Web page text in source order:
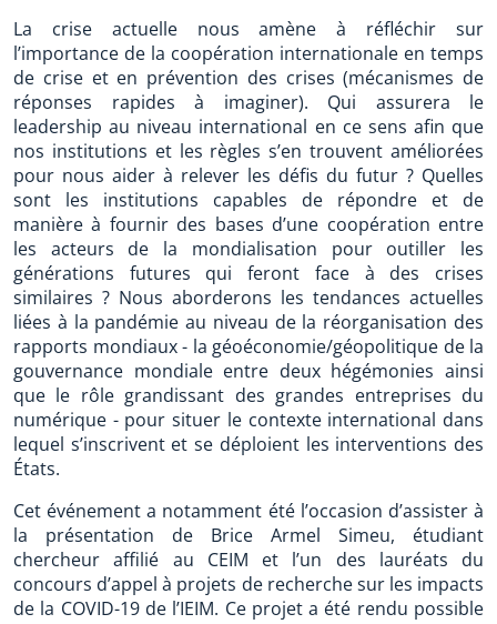
La crise actuelle nous amène à réfléchir sur
l’importance de la coopération internationale en temps
de crise et en prévention des crises (mécanismes de
réponses rapides à imaginer). Qui assurera le
leadership au niveau international en ce sens afin que
nos institutions et les règles s’en trouvent améliorées
pour nous aider à relever les défis du futur ? Quelles
sont les institutions capables de répondre et de
manière à fournir des bases d’une coopération entre
les acteurs de la mondialisation pour outiller les
générations futures qui feront face à des crises
similaires ? Nous aborderons les tendances actuelles
liées à la pandémie au niveau de la réorganisation des
rapports mondiaux - la géoéconomie/géopolitique de la
gouvernance mondiale entre deux hégémonies ainsi
que le rôle grandissant des grandes entreprises du
numérique - pour situer le contexte international dans
lequel s’inscrivent et se déploient les interventions des
États.
Cet événement a notamment été l’occasion d’assister à
la présentation de Brice Armel Simeu, étudiant
chercheur affilié au CEIM et l’un des lauréats du
concours d’appel à projets de recherche sur les impacts
de la COVID-19 de l’IEIM. Ce projet a été rendu possible